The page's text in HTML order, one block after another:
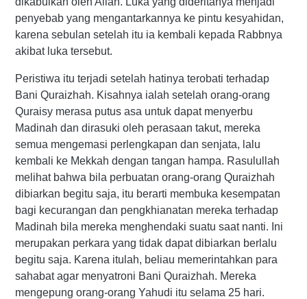
penyebab yang mengantarkannya ke pintu kesyahidan,
karena sebulan setelah itu ia kembali kepada Rabbnya
akibat luka tersebut.
Peristiwa itu terjadi setelah hatinya terobati terhadap
Bani Quraizhah. Kisahnya ialah setelah orang-orang
Quraisy merasa putus asa untuk dapat menyerbu
Madinah dan dirasuki oleh perasaan takut, mereka
semua mengemasi perlengkapan dan senjata, lalu
kembali ke Mekkah dengan tangan hampa. Rasulullah
melihat bahwa bila perbuatan orang-orang Quraizhah
dibiarkan begitu saja, itu berarti membuka kesempatan
bagi kecurangan dan pengkhianatan mereka terhadap
Madinah bila mereka menghendaki suatu saat nanti. Ini
merupakan perkara yang tidak dapat dibiarkan berlalu
begitu saja. Karena itulah, beliau memerintahkan para
sahabat agar menyatroni Bani Quraizhah. Mereka
mengepung orang-orang Yahudi itu selama 25 hari.